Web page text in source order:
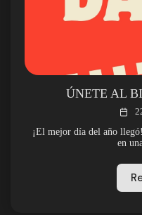
ÚNETE AL
¡El mejor día del año
en